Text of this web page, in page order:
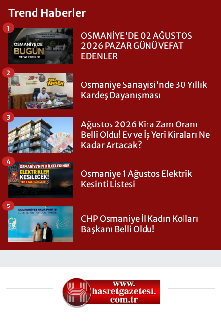
Trend Haberler
OSMANİYE'DE 02 AĞUSTOS
2026 PAZAR GÜNÜ VEFAT
EDENLER
1
Osmaniye Sanayisi'nde 30 Yıllık
Kardeş Dayanışması
2
Ağustos 2026 Kira Zam Oranı
Belli Oldu! Ev ve İş Yeri Kiraları Ne
Kadar Artacak?
3
Osmaniye 1 Ağustos Elektrik
Kesinti Listesi
4
CHP Osmaniye İl Kadın Kolları
Başkanı Belli Oldu!
5